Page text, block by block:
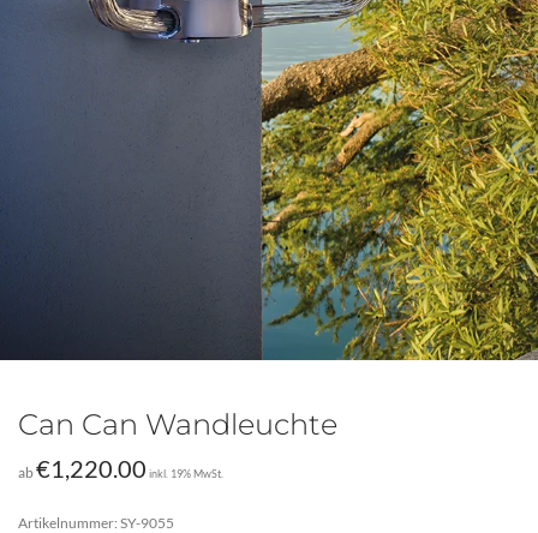
Can Can Wandleuchte
ab€1,220.00 inkl. 19% MwSt.
Artikelnummer: SY-9055